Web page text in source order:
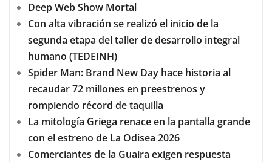
Deep Web Show Mortal
Con alta vibración se realizó el inicio de la
segunda etapa del taller de desarrollo integral
humano (TEDEINH)
Spider Man: Brand New Day hace historia al
recaudar 72 millones en preestrenos y
rompiendo récord de taquilla
La mitología Griega renace en la pantalla grande
con el estreno de La Odisea 2026
Comerciantes de la Guaira exigen respuesta